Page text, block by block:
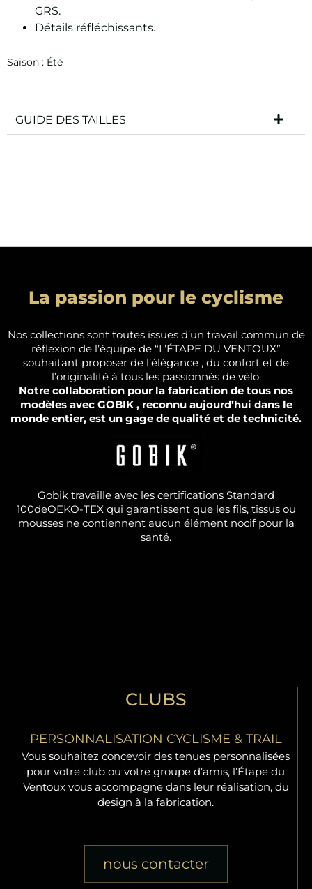
GRS.
Détails réfléchissants.
Saison : Été
GUIDE DES TAILLES
La passion pour le cyclisme
Nos collections sont toutes issues d’un travail commun de
réflexion de l’équipe de “L’ÉTAPE DU VENTOUX”
souhaitant proposer de l’élégance , du confort et de
l’originalité à tous les passionnés de vélo.
Notre collaboration pour la fabrication de tous nos
modèles avec GOBIK , reconnu aujourd’hui dans le
monde entier, est un gage de qualité et de technicité.
Gobik travaille avec les certifications Standard
100deOEKO-TEX qui garantissent que les fils, tissus ou
mousses ne contiennent aucun élément nocif pour la
santé.
CLUBS
PERSONNALISATION CYCLISME & TRAIL
Vous souhaitez concevoir des tenues personnalisées
pour votre club ou votre groupe d’amis, l’Étape du
Ventoux vous accompagne dans leur réalisation, du
design à la fabrication.
nous contacter